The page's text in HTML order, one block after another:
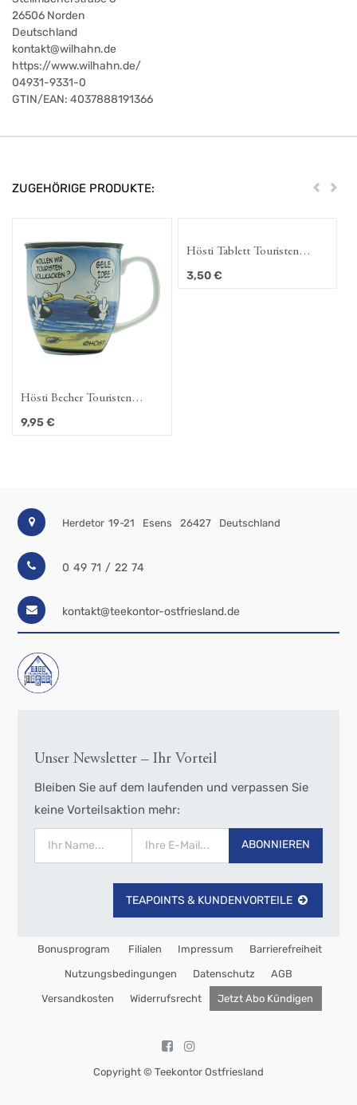
26506 Norden
Deutschland
kontakt@wilhahn.de
https://www.wilhahn.de/
04931-9331-0
GTIN/EAN: 4037888191366
ZUGEHÖRIGE PRODUKTE: Zurück
Hösti Becher Touristen
vollkacken
9,95€
Hösti Tablett Touristen
vollkacken
3,50€
Herdetor 19-21 Esens 26427 Deutschland
0 49 71 / 22 74
kontakt@teekontor-ostfriesland.de
Unser Newsletter – Ihr Vorteil
Bleiben Sie auf dem laufenden und verpassen Sie
keine Vorteilsaktion mehr:
ABONNIEREN
TEAPOINTS & KUNDENVORTEILE
Bonusprogram Filialen Impressum Barrierefreiheit
Nutzungsbedingungen Datenschutz AGB
Versandkosten Widerrufsrecht Jetzt Abo Kündigen
Copyright © Teekontor Ostfriesland